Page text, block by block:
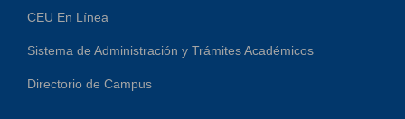
CEU En Línea
Sistema de Administración y Trámites Académicos
Directorio de Campus